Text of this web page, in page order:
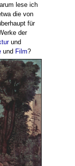
lese ich
die von
für
der
und
und Film?